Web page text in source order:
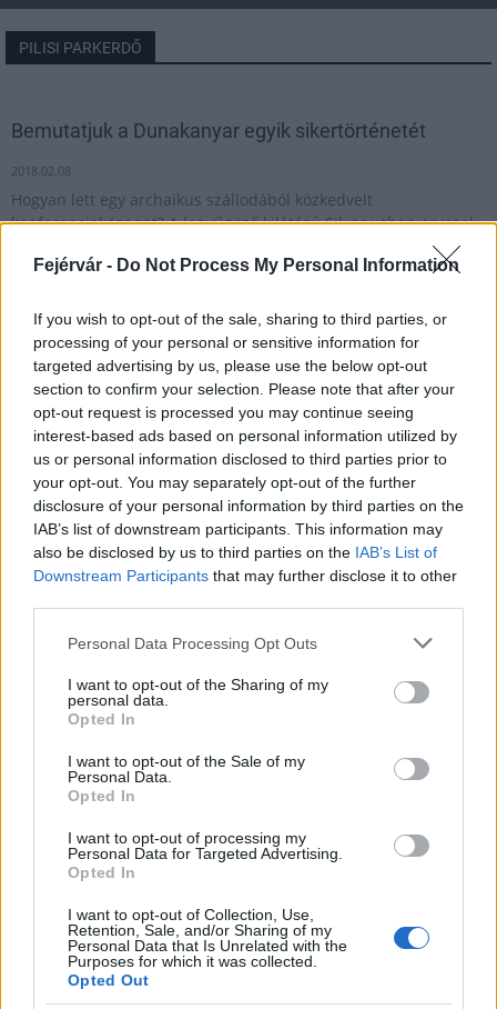
Fejérvár - Do Not Process My Personal Information
If you wish to opt-out of the sale, sharing to third parties, or
processing of your personal or sensitive information for
targeted advertising by us, please use the below opt-out
section to confirm your selection. Please note that after your
opt-out request is processed you may continue seeing
interest-based ads based on personal information utilized by
us or personal information disclosed to third parties prior to
your opt-out. You may separately opt-out of the further
disclosure of your personal information by third parties on the
IAB’s list of downstream participants. This information may
also be disclosed by us to third parties on the IAB’s List of
Downstream Participants that may further disclose it to other
Please note that this website/app uses one or more Google
not limited to your visit or usage behaviour. You may click to
grant or deny consent to Google and its third-party tags to
use your data for below specified purposes in below Google
consent section.
Personal Data Processing Opt Outs
I want to opt-out of the Sharing of my
personal data.
Opted In
I want to opt-out of the Sale of my
Personal Data.
Opted In
I want to opt-out of processing my
Personal Data for Targeted Advertising.
Opted In
I want to opt-out of Collection, Use,
Retention, Sale, and/or Sharing of my
Personal Data that Is Unrelated with the
Purposes for which it was collected.
Opted Out
PILISI PARKERDŐ
Bemutatjuk a Dunakanyar egyik sikertörténetét
2018.02.08
Hogyan lett egy archaikus szállodából közkedvelt
konferenciaközpont? A lenyűgöző kilátású Silvanusban orvosok,
vendégeknek számítanak.
1
HÍRLEVÉL
Név
E-mail cím
Feliratkozom a hírlevélre és elfogadom az
adatvédelmi
LEGFRISSEBB
Helyi hírek
másodfokúra csökken a riasztás